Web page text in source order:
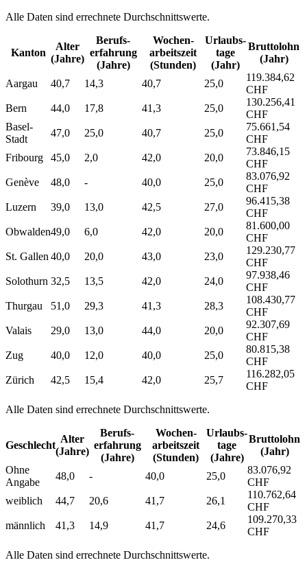
Alle Daten sind errechnete Durchschnittswerte.
Kanton
Alter
(Jahre)
Berufs­
erfahrung
(Jahre)
Wochen­
arbeitszeit
(Stunden)
Urlaubs­
tage
(Jahr)
Bruttolohn
(Jahr)
Aargau 40,7 14,3 40,7 25,0
119.384,62
CHF
Bern
44,0 17,8 41,3 25,0
130.256,41
CHF
Basel-
Stadt
47,0 25,0 40,7 25,0
75.661,54
CHF
Fribourg
45,0 2,0 42,0 20,0
73.846,15
CHF
Genève
48,0 - 40,0 25,0
83.076,92
CHF
Luzern
39,0 13,0 42,5 27,0
96.415,38
CHF
Obwalden49,0 6,0 42,0 20,0
81.600,00
CHF
St. Gallen 40,0 20,0 43,0 23,0
129.230,77
CHF
Solothurn 32,5 13,5 42,0 24,0
97.938,46
CHF
Thurgau
51,0 29,3 41,3 28,3
108.430,77
CHF
Valais
29,0 13,0 44,0 20,0
92.307,69
CHF
Zug
40,0 12,0 40,0 25,0
80.815,38
CHF
Zürich
42,5 15,4 42,0 25,7
116.282,05
CHF
Alle Daten sind errechnete Durchschnittswerte.
Geschlecht
Alter
(Jahre)
Berufs­
erfahrung
(Jahre)
Wochen­
arbeitszeit
(Stunden)
Urlaubs­
tage
(Jahre)
Bruttolohn
(Jahr)
Ohne
Angabe
48,0 - 40,0 25,0
83.076,92
CHF
weiblich
44,7 20,6 41,7 26,1
110.762,64
CHF
männlich
41,3 14,9 41,7 24,6
109.270,33
CHF
Alle Daten sind errechnete Durchschnittswerte.